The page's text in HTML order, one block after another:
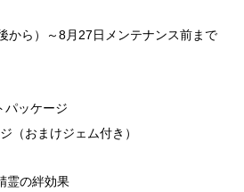
から）～8月27日メンテナンス前まで
パッケージ
（おまけジェム付き）
霊の絆効果